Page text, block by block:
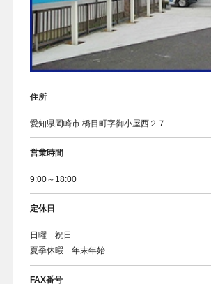
お客様の声
住所
愛知県岡崎市 橋目町字御小屋西２７
営業時間
9:00～18:00
定休日
日曜 祝日
夏季休暇 年末年始
FAX番号